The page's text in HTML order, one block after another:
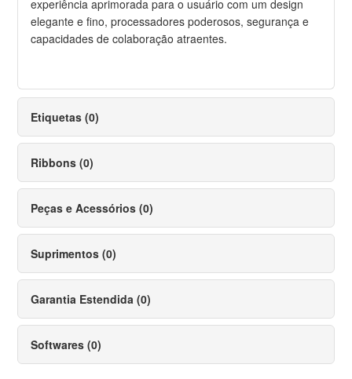
experiência aprimorada para o usuário com um design
elegante e fino, processadores poderosos, segurança e
capacidades de colaboração atraentes.
Etiquetas (0)
Ribbons (0)
Peças e Acessórios (0)
Suprimentos (0)
Garantia Estendida (0)
Softwares (0)